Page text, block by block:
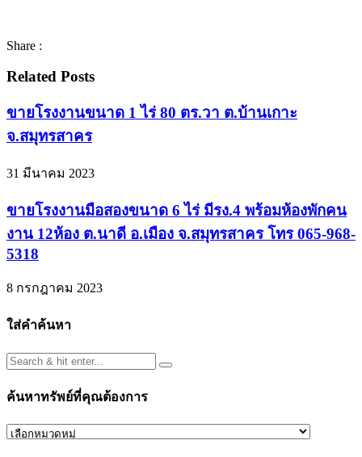
Share :
Related Posts
ขายโรงงานขนาด 1 ไร่ 80 ตร.วา ต.บ้านเกาะ
จ.สมุทรสาคร
31 มีนาคม 2023
ขายโรงงานมือสองขนาด 6 ไร่ มีรง.4 พร้อมห้องพักคน
งาน 12ห้อง ต.นาดี อ.เมือง จ.สมุทรสาคร โทร 065-968-
5318
8 กรกฎาคม 2023
ใส่คำค้นหา
ค้นหาทรัพย์ที่คุณต้องการ
ค้นหา